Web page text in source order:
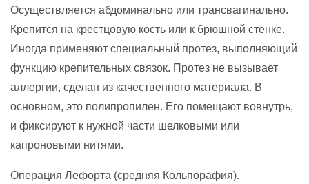
Осуществляется абдоминально или трансвагинально.
Крепится на крестцовую кость или к брюшной стенке.
Иногда применяют специальный протез, выполняющий
функцию крепительных связок. Протез не вызывает
аллергии, сделан из качественного материала. В
основном, это полипропилен. Его помещают вовнутрь,
и фиксируют к нужной части шелковыми или
капроновыми нитями.
Операция Лефорта (средняя Кольпорафия).